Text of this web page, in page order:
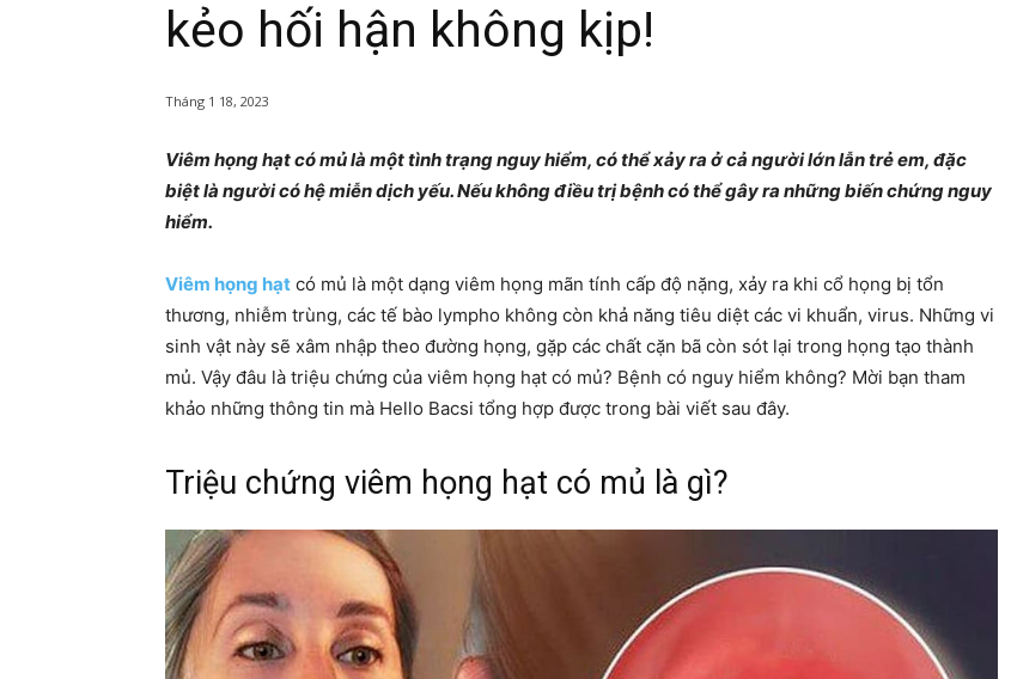
Cẩm
nang
kẻo hối hận không kịp!
Tháng 1 18, 2023
Viêm họng hạt có mủ là một tình trạng nguy hiểm, có thể xảy ra ở cả người lớn lẫn trẻ em, đặc
biệt là người có hệ miễn dịch yếu. Nếu không điều trị bệnh có thể gây ra những biến chứng nguy
hiểm.
Viêm họng hạt có mủ là một dạng viêm họng mãn tính cấp độ nặng, xảy ra khi cổ họng bị tổn
thương, nhiễm trùng, các tế bào lympho không còn khả năng tiêu diệt các vi khuẩn, virus. Những vi
sinh vật này sẽ xâm nhập theo đường họng, gặp các chất cặn bã còn sót lại trong họng tạo thành
mủ. Vậy đâu là triệu chứng của viêm họng hạt có mủ? Bệnh có nguy hiểm không? Mời bạn tham
khảo những thông tin mà Hello Bacsi tổng hợp được trong bài viết sau đây.
Triệu chứng viêm họng hạt có mủ là gì?